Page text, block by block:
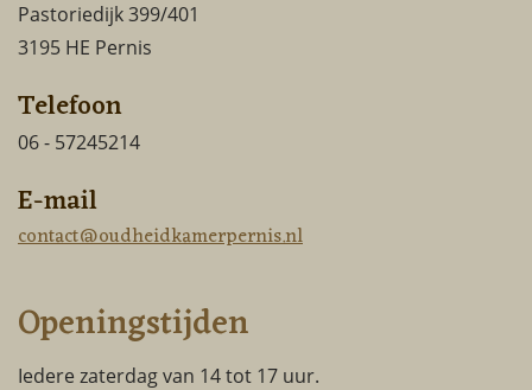
Pastoriedijk 399/401
3195 HE Pernis
Telefoon
06 - 57245214
E-mail
contact@oudheidkamerpernis.nl
Openingstijden
Iedere zaterdag van 14 tot 17 uur.